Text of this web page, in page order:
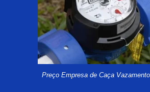
Preço Empresa de Caça